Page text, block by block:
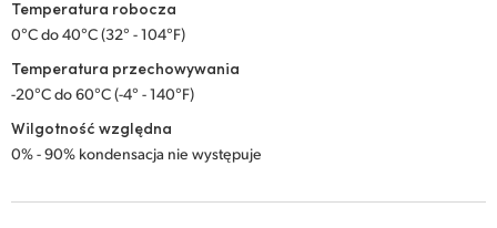
Temperatura robocza
0°C do 40°C (32° - 104°F)
Temperatura przechowywania
-20°C do 60°C (-4° - 140°F)
Wilgotność względna
0% - 90% kondensacja nie występuje